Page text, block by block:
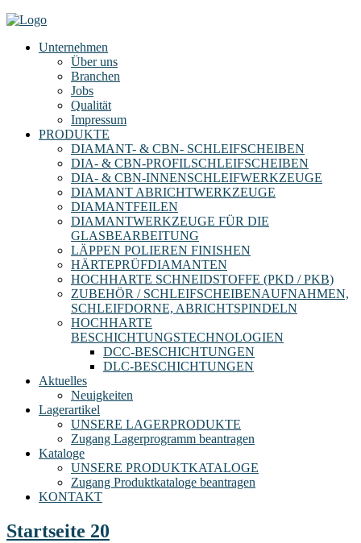
Unternehmen
Über uns
Branchen
Jobs
Qualität
Impressum
PRODUKTE
DIAMANT- & CBN- SCHLEIFSCHEIBEN
DIA- & CBN-PROFILSCHLEIFSCHEIBEN
DIA- & CBN-INNENSCHLEIFWERKZEUGE
DIAMANT ABRICHTWERKZEUGE
DIAMANTFEILEN
DIAMANTWERKZEUGE FÜR DIE
GLASBEARBEITUNG
LÄPPEN POLIEREN FINISHEN
HÄRTEPRÜFDIAMANTEN
HOCHHARTE SCHNEIDSTOFFE (PKD / PKB)
ZUBEHÖR / SCHLEIFSCHEIBENAUFNAHMEN,
SCHLEIFDORNE, ABRICHTSPINDELN
HOCHHARTE
BESCHICHTUNGSTECHNOLOGIEN
DCC-BESCHICHTUNGEN
DLC-BESCHICHTUNGEN
Aktuelles
Neuigkeiten
Lagerartikel
UNSERE LAGERPRODUKTE
Zugang Lagerprogramm beantragen
Kataloge
UNSERE PRODUKTKATALOGE
Zugang Produktkataloge beantragen
KONTAKT
Startseite 20